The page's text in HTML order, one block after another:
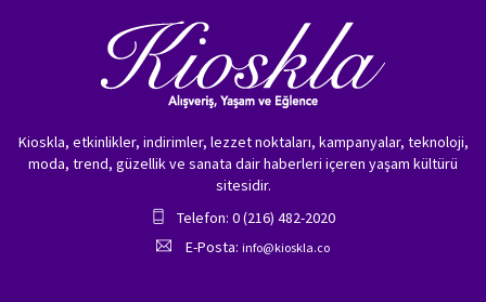
Kioskla, etkinlikler, indirimler, lezzet noktaları, kampanyalar, teknoloji,
moda, trend, güzellik ve sanata dair haberleri içeren yaşam kültürü
sitesidir.
Telefon: 0 (216) 482-2020
E-Posta: info@kioskla.co